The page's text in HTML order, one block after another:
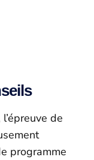
de
programme